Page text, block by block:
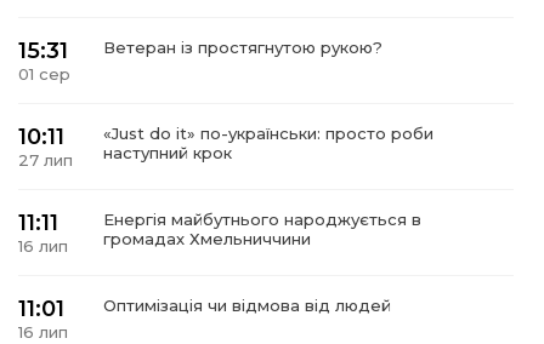
15:31
01 сер
Ветеран із простягнутою рукою?
10:11
27 лип
«Just do it» по-українськи: просто роби
наступний крок
11:11
16 лип
Енергія майбутнього народжується в
громадах Хмельниччини
11:01
16 лип
Оптимізація чи відмова від людей